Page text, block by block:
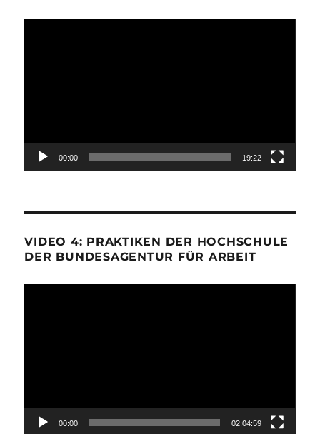
00:00 19:22
VIDEO 4: PRAKTIKEN DER HOCHSCHULE
DER BUNDESAGENTUR FÜR ARBEIT
00:00 02:04:59